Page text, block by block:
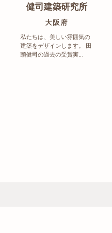
健司建築研究所
大阪府
私たちは、美しい雰囲気の
建築をデザインします。 田
頭健司の過去の受賞実...